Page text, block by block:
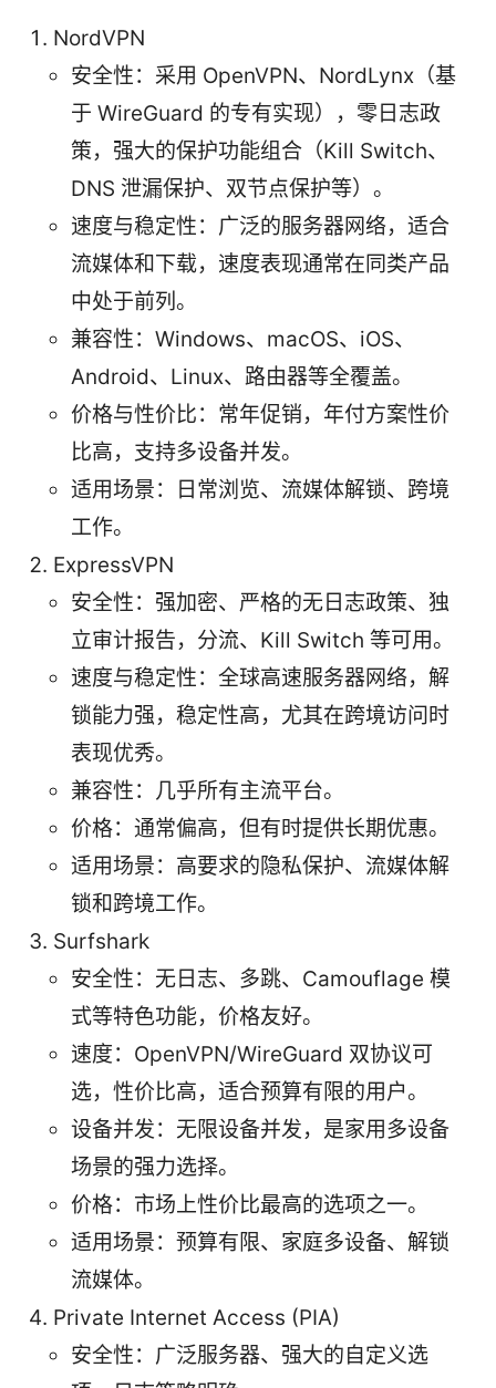
NordVPN
安全性：采用 OpenVPN、NordLynx（基
于 WireGuard 的专有实现），零日志政
策，强大的保护功能组合（Kill Switch、
DNS 泄漏保护、双节点保护等）。
速度与稳定性：广泛的服务器网络，适合
流媒体和下载，速度表现通常在同类产品
中处于前列。
兼容性：Windows、macOS、iOS、
Android、Linux、路由器等全覆盖。
价格与性价比：常年促销，年付方案性价
比高，支持多设备并发。
适用场景：日常浏览、流媒体解锁、跨境
工作。
ExpressVPN
安全性：强加密、严格的无日志政策、独
立审计报告，分流、Kill Switch 等可用。
速度与稳定性：全球高速服务器网络，解
锁能力强，稳定性高，尤其在跨境访问时
表现优秀。
兼容性：几乎所有主流平台。
价格：通常偏高，但有时提供长期优惠。
适用场景：高要求的隐私保护、流媒体解
锁和跨境工作。
Surfshark
安全性：无日志、多跳、Camouflage 模
式等特色功能，价格友好。
速度：OpenVPN/WireGuard 双协议可
选，性价比高，适合预算有限的用户。
设备并发：无限设备并发，是家用多设备
场景的强力选择。
价格：市场上性价比最高的选项之一。
适用场景：预算有限、家庭多设备、解锁
流媒体。
Private Internet Access (PIA)
安全性：广泛服务器、强大的自定义选